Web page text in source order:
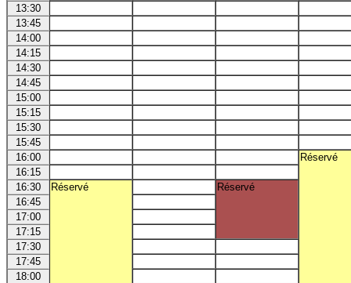
13:30
13:45
14:00
14:15
14:30
14:45
15:00
15:15
15:30
15:45
16:00
Réservé
16:15
16:30
Réservé
Réservé
16:45
17:00
17:15
17:30
17:45
18:00